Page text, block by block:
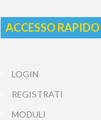
ACCESSO RAPIDO
LOGIN
REGISTRATI
MODULI